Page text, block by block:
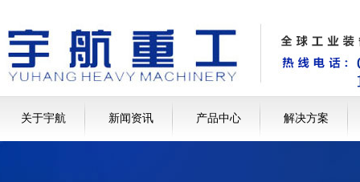
关于宇航 新闻资讯 产品中心 解决方案